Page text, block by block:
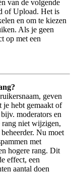
van de volgende
of Upload. Het is
en om te kiezen
Als je geen
op met een
geven
je hebt gemaakt of
moderators en
rang niet wijzigen,
Nu moet
met
hogere rang. Dit
effect, een
aantal doen